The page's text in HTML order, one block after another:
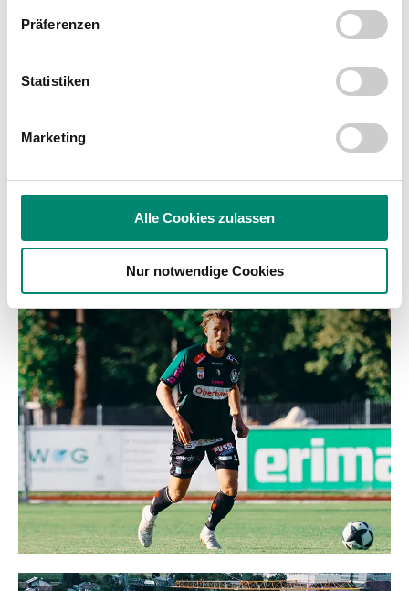
Erfahren Sie mehr darüber, wie Ihre persönlichen Daten
verarbeitet werden, und legen Sie Ihre Präferenzen im
Wir verwenden Cookies, um Inhalte und Anzeigen zu
zu können und die Zugriffe auf unsere Website zu
Verwendung unserer Website an unsere Partner für
Partner führen diese Informationen möglicherweise mit
weiteren Daten zusammen, die Sie ihnen bereitgestellt
haben oder die sie im Rahmen Ihrer Nutzung der Dienste
gesammelt haben.
Weitere Details, insbesondere zu Speicherdauer und
Empfänger entnehmen Sie unserer
Datenschutzerklärung.
Präferenzen
Statistiken
Marketing
Alle Cookies zulassen
Nur notwendige Cookies
WEITERE NEWS